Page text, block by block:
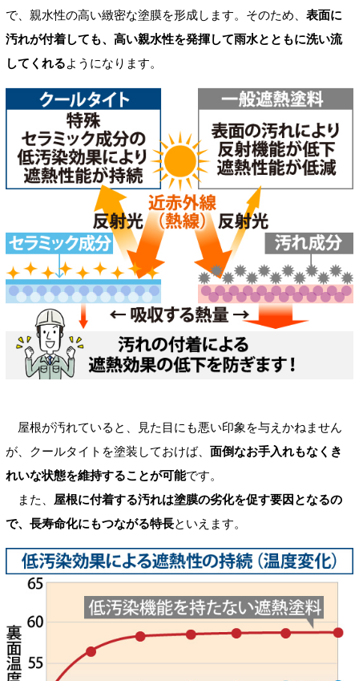
で、親水性の高い緻密な塗膜を形成します。そのため、 表面に
汚れが付着しても、高い親水性を発揮して雨水とともに洗い流
してくれるようになります。
屋根が汚れていると、見た目にも悪い印象を与えかねません
が、クールタイトを塗装しておけば、 面倒なお手入れもなくき
れいな状態を維持することが可能です。
また、 屋根に付着する汚れは塗膜の劣化を促す要因となるの
で、長寿命化にもつながる特長といえます。